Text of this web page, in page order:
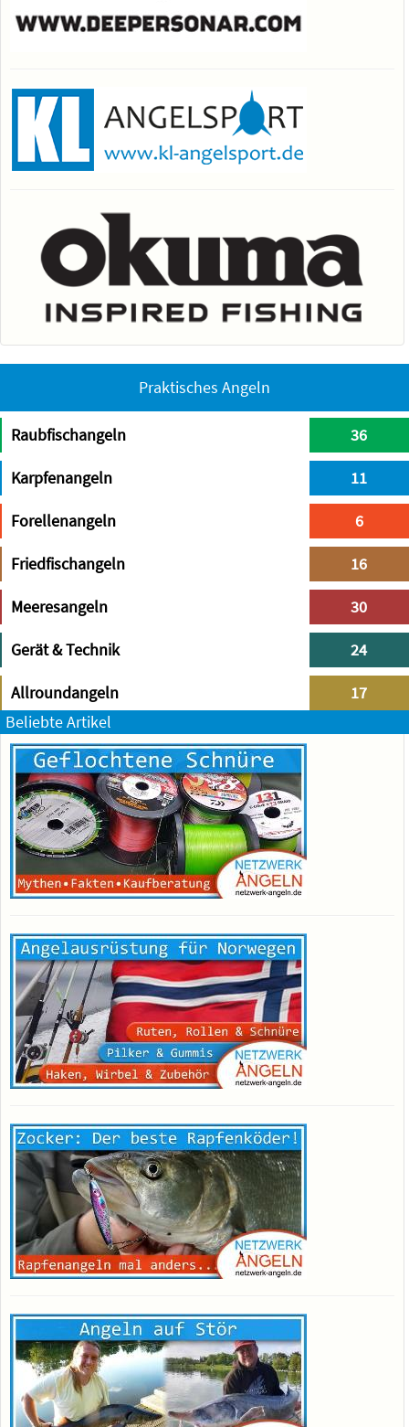
Praktisches Angeln
Raubfischangeln 36
Karpfenangeln 11
Forellenangeln 6
Friedfischangeln 16
Meeresangeln 30
Gerät & Technik 24
Allroundangeln
17
Beliebte Artikel